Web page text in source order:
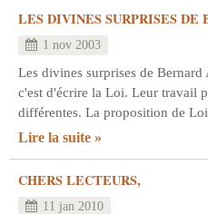
LES DIVINES SURPRISES DE
1 nov 2003
Les divines surprises de
c'est d'écrire la Loi. Leur travail
différentes. La proposition de
Lire la suite
CHERS LECTEURS,
11 jan 2010